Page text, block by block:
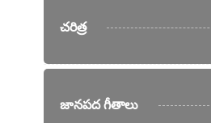
చరిత్ర
జానపద గీతాలు